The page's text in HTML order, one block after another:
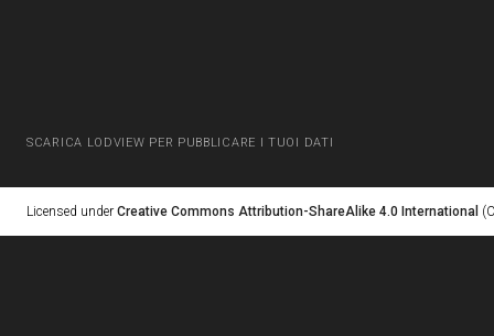
SCARICA LODVIEW PER PUBBLICARE I TUOI DATI
Licensed under Creative Commons Attribution-ShareAlike 4.0 International